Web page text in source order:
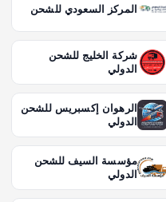
المركز السعودي للشحن
شركة الخليج للشحن
الدولي
الرهوان إكسبريس للشحن
الدولي
مؤسسة السيف للشحن
الدولي